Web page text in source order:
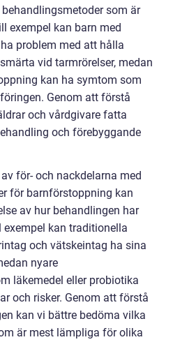
som är
exempel kan barn med
problem med att hålla
vid tarmrörelser, medan
kan ha symtom som
Genom att förstå
och vårdgivare fatta
och förebyggande
för- och nackdelarna med
för barnförstoppning kan
av hur behandlingen har
kan traditionella
och vätskeintag ha sina
nyare
läkemedel eller probiotika
och risker. Genom att förstå
kan vi bättre bedöma vilka
är mest lämpliga för olika